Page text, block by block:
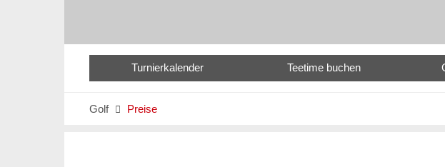
Turnierkalender Teetime buchen
Golf  Preise